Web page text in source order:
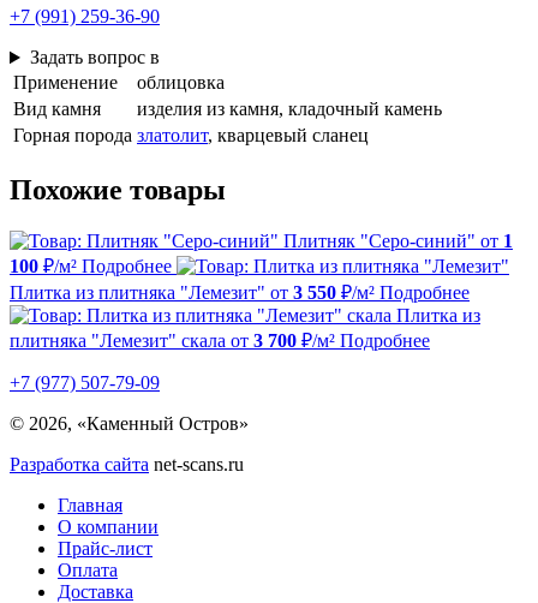
+7 (991) 259-36-90
Задать вопрос в
Применение
облицовка
Вид камня
изделия из камня, кладочный камень
Горная порода златолит, кварцевый сланец
Похожие товары
Плитняк "Серо-синий" от 1
100 ₽/м² Подробнее
Плитка из плитняка "Лемезит" от 3 550 ₽/м² Подробнее
Плитка из
плитняка "Лемезит" скала от 3 700 ₽/м² Подробнее
+7 (977) 507-79-09
© 2026, «Каменный Остров»
Разработка сайта net-scans.ru
Главная
О компании
Прайс-лист
Оплата
Доставка